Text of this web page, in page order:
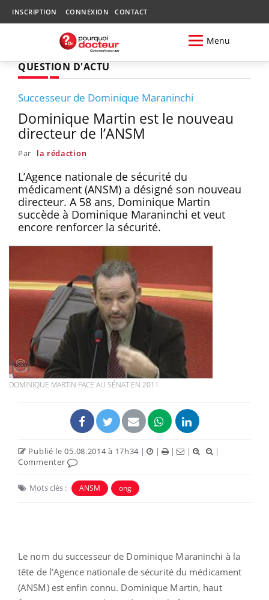
INSCRIPTION CONNEXION CONTACT
Menu
QUESTION D'ACTU
Successeur de Dominique Maraninchi
Dominique Martin est le nouveau
directeur de l’ANSM
Par la rédaction
L’Agence nationale de sécurité du
médicament (ANSM) a désigné son nouveau
directeur. A 58 ans, Dominique Martin
succède à Dominique Maraninchi et veut
encore renforcer la sécurité.
DOMINIQUE MARTIN FACE AU SÉNAT EN 2011
Publié le 05.08.2014 à 17h34 | | | |
|
Commenter
Mots clés : ANSM ong
Le nom du successeur de Dominique Maraninchi à la
tête de l’Agence nationale de sécurité du médicament
(ANSM) est enfin connu. Dominique Martin, haut